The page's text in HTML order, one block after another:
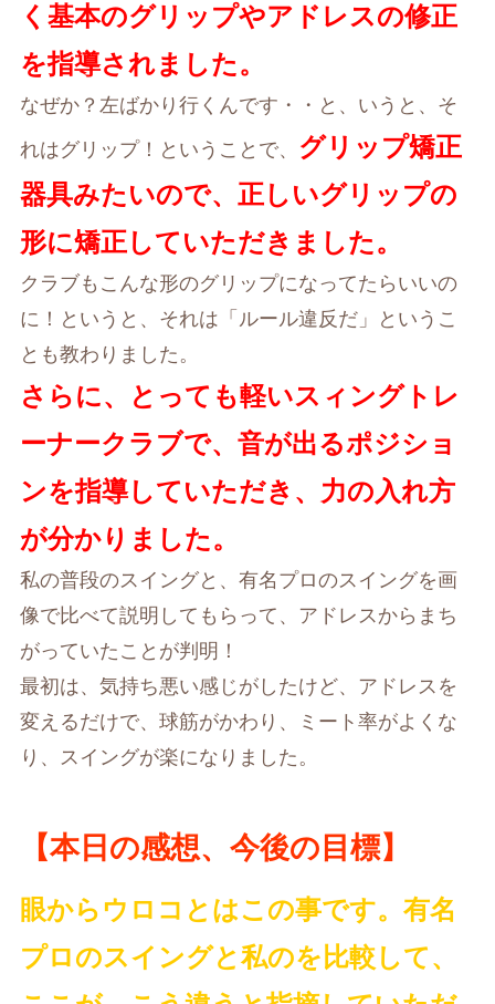
く基本のグリップやアドレスの修正
を指導されました。
なぜか？左ばかり行くんです・・と、いうと、そ
れはグリップ！ということで、 グリップ矯正
器具みたいので、正しいグリップの
形に矯正していただきました。
クラブもこんな形のグリップになってたらいいの
に！というと、それは「ルール違反だ」というこ
とも教わりました。
さらに、とっても軽いスィングトレ
ーナークラブで、音が出るポジショ
ンを指導していただき、力の入れ方
が分かりました。
私の普段のスイングと、有名プロのスイングを画
像で比べて説明してもらって、アドレスからまち
がっていたことが判明！
最初は、気持ち悪い感じがしたけど、アドレスを
変えるだけで、球筋がかわり、ミート率がよくな
り、スイングが楽になりました。
【本日の感想、今後の目標】
眼からウロコとはこの事です。有名
プロのスイングと私のを比較して、